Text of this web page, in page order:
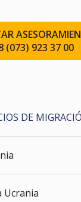
(073) 923 37 00
DE
Ucrania